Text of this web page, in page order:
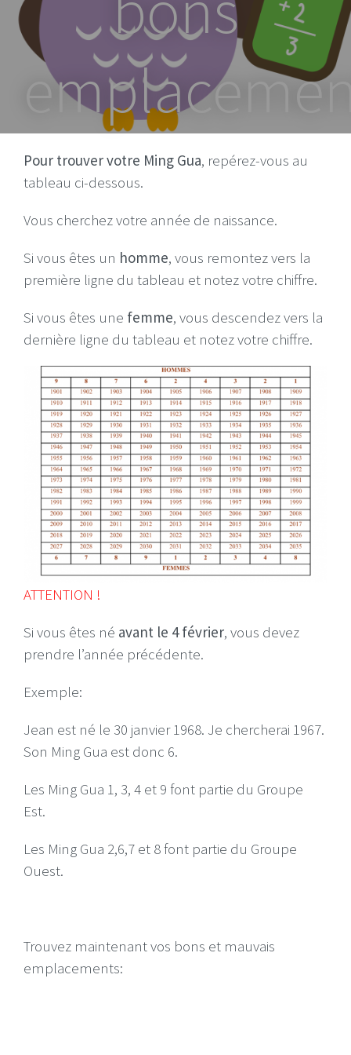
Pour trouver votre Ming Gua, repérez-vous au
tableau ci-dessous.
Vous cherchez votre année de naissance.
Si vous êtes un homme, vous remontez vers la
première ligne du tableau et notez votre chiffre.
Si vous êtes une femme, vous descendez vers la
dernière ligne du tableau et notez votre chiffre.
ATTENTION !
Si vous êtes né avant le 4 février, vous devez
prendre l’année précédente.
Exemple:
Jean est né le 30 janvier 1968. Je chercherai 1967.
Son Ming Gua est donc 6.
Les Ming Gua 1, 3, 4 et 9 font partie du Groupe
Est.
Les Ming Gua 2,6,7 et 8 font partie du Groupe
Ouest.
Trouvez maintenant vos bons et mauvais
emplacements: